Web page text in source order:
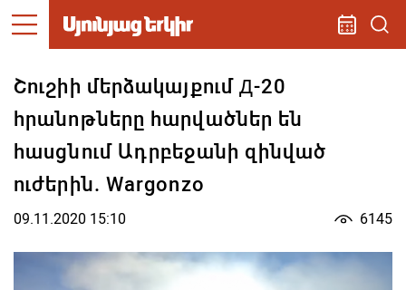
Շուշիի մերձակայքում Д-20
հրանոթները հարվածներ են
հասցնում Ադրբեջանի զինված
ուժերին. Wargonzo
09.11.2020 15:10 6145